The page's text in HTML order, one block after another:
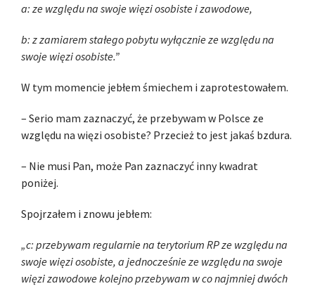
a: ze względu na swoje więzi osobiste i zawodowe,
b: z zamiarem stałego pobytu wyłącznie ze względu na
swoje więzi osobiste.”
W tym momencie jebłem śmiechem i zaprotestowałem.
– Serio mam zaznaczyć, że przebywam w Polsce ze
względu na więzi osobiste? Przecież to jest jakaś bzdura.
– Nie musi Pan, może Pan zaznaczyć inny kwadrat
poniżej.
Spojrzałem i znowu jebłem:
„c: przebywam regularnie na terytorium RP ze względu na
swoje więzi osobiste, a jednocześnie ze względu na swoje
więzi zawodowe kolejno przebywam w co najmniej dwóch